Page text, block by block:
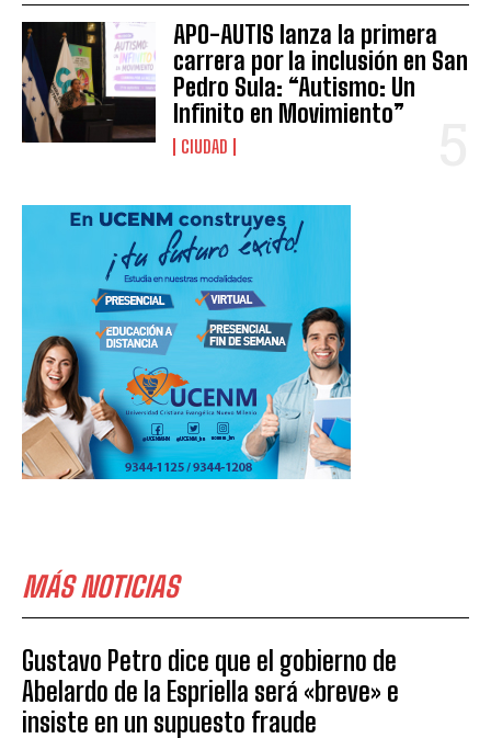
APO-AUTIS lanza la primera
carrera por la inclusión en San
Pedro Sula: “Autismo: Un
Infinito en Movimiento”
CIUDAD
MÁS NOTICIAS
Gustavo Petro dice que el gobierno de
Abelardo de la Espriella será «breve» e
insiste en un supuesto fraude